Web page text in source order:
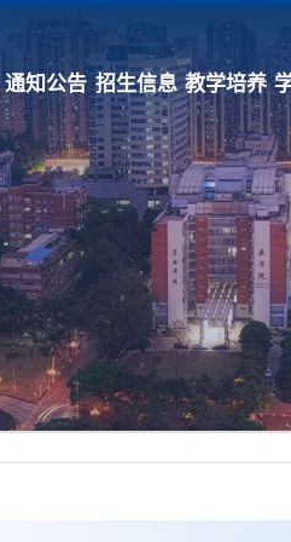
通知公告 招生信息 教学培养